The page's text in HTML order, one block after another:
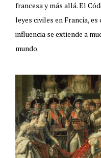
francesa y más allá. El
leyes civiles en Francia,
influencia se extiende a
mundo.